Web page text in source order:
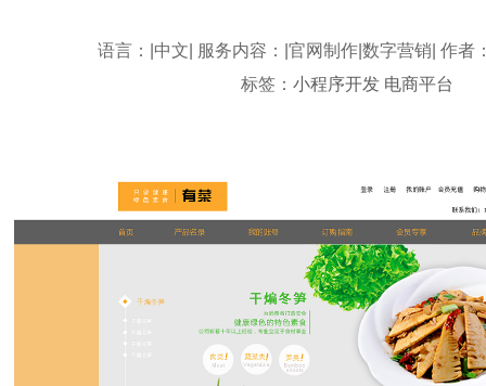
语言：|中文| 服务内容：|官网制作|数字营销| 作者
标签： 小程序开发 电商平台